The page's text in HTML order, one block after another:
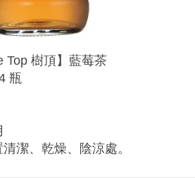
Top 樹頂】藍莓茶
瓶
潔、乾燥、陰涼處。